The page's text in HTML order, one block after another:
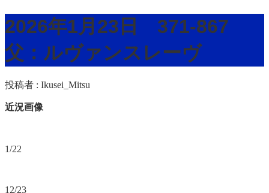
2026年1月23日 371-867
父：ルヴァンスレーヴ
投稿者 : Ikusei_Mitsu
近況画像
1/22
12/23